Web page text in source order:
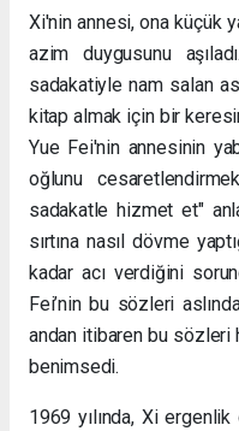
Xi'nin annesi, ona küçük
azim duygusunu
sadakatiyle nam salan
kitap almak için bir
Yue Fei'nin annesinin
oğlunu
sadakatle hizmet et"
sırtına nasıl dövme
kadar acı verdiğini
Fei’nin bu sözleri
andan itibaren bu sözleri
benimsedi.
1969 yılında, Xi